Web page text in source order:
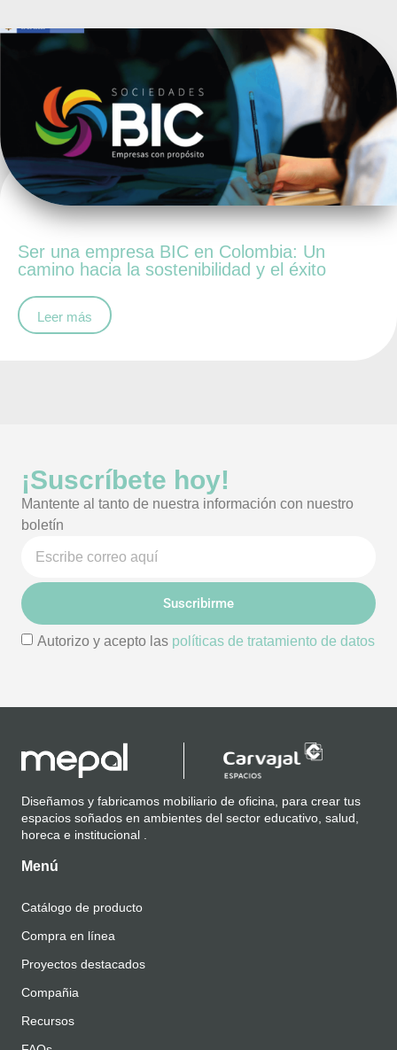
Ser una empresa BIC en Colombia: Un
camino hacia la sostenibilidad y el éxito
Leer más
¡Suscríbete hoy!
Mantente al tanto de nuestra información con nuestro
boletín
Autorizo y acepto las políticas de tratamiento de datos
Suscribirme
Diseñamos y fabricamos mobiliario de oficina, para crear tus
espacios soñados en ambientes del sector educativo, salud,
horeca e institucional .
Menú
Catálogo de producto
Compra en línea
Proyectos destacados
Compañia
Recursos